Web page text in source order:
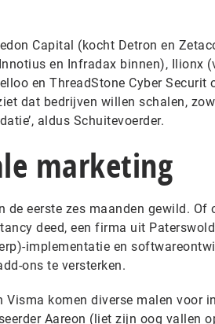
Capital (kocht Detron en
en Infradax binnen), Ilionx
en ThreadStone Cyber Securit
dat bedrijven willen schalen,
aldus Schuitevoerder.
marketing
eerste zes maanden gewild. Of
deed, een firma uit
implementatie en
ons te versterken.
Visma komen diverse malen voor
Aareon (liet zijn oog vallen